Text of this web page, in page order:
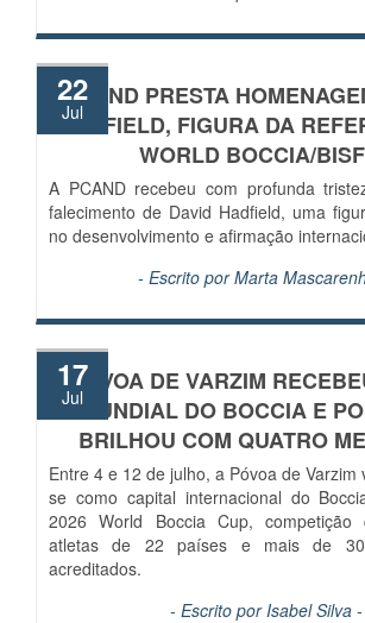
PCAND PRESTA
HADFIELD, FIGURA DA
WORLD BOCCIA/
22
Jul
A PCAND recebeu com profunda
falecimento de David Hadfield, uma
no desenvolvimento e afirmação
- Escrito porMarta
PÓVOA DE VARZIM
MUNDIAL DO BOCCIA E
BRILHOU COM QUATRO
17
Jul
Entre 4 e 12 de julho, a Póvoa de Varzim
se como capital internacional do
2026 World Boccia Cup,
atletas de 22 países e mais de
acreditados.
- Escrito porIsabel Silva -